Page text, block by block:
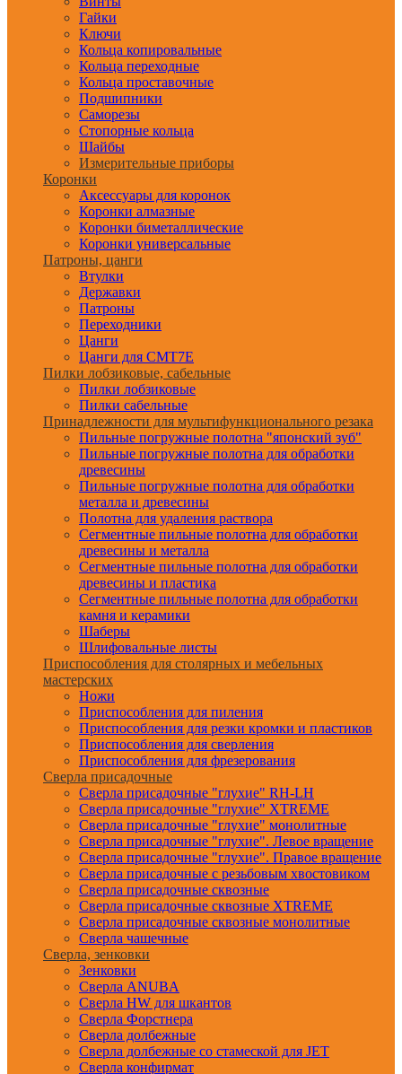
Гайки
Ключи
Кольца копировальные
Кольца переходные
Кольца проставочные
Подшипники
Саморезы
Стопорные кольца
Шайбы
Измерительные приборы
Коронки
Аксессуары для коронок
Коронки алмазные
Коронки биметаллические
Коронки универсальные
Патроны, цанги
Втулки
Державки
Патроны
Переходники
Цанги
Цанги для CMT7E
Пилки лобзиковые, сабельные
Пилки лобзиковые
Пилки сабельные
Принадлежности для мультифункционального резака
Пильные погружные полотна "японский зуб"
Пильные погружные полотна для обработки
древесины
Пильные погружные полотна для обработки
металла и древесины
Полотна для удаления раствора
Сегментные пильные полотна для обработки
древесины и металла
Сегментные пильные полотна для обработки
древесины и пластика
Сегментные пильные полотна для обработки
камня и керамики
Шаберы
Шлифовальные листы
Приспособления для столярных и мебельных
мастерских
Ножи
Приспособления для пиления
Приспособления для резки кромки и пластиков
Приспособления для сверления
Приспособления для фрезерования
Сверла присадочные
Сверла присадочные "глухие" RH-LH
Сверла присадочные "глухие" XTREME
Сверла присадочные "глухие" монолитные
Сверла присадочные "глухие". Левое вращение
Сверла присадочные "глухие". Правое вращение
Сверла присадочные с резьбовым хвостовиком
Сверла присадочные сквозные
Сверла присадочные сквозные XTREME
Сверла присадочные сквозные монолитные
Сверла чашечные
Сверла, зенковки
Зенковки
Сверла ANUBA
Сверла HW для шкантов
Сверла Форстнера
Сверла долбежные
Сверла долбежные со стамеской для JET
Сверла конфирмат